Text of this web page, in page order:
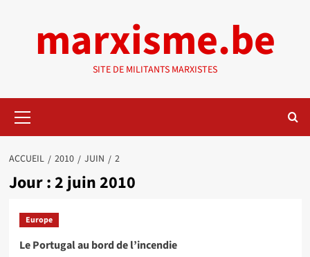
marxisme.be
SITE DE MILITANTS MARXISTES
principal
ACCUEIL 2010 JUIN 2
Jour :2 juin 2010
Europe
Le Portugal au bord de l’incendie